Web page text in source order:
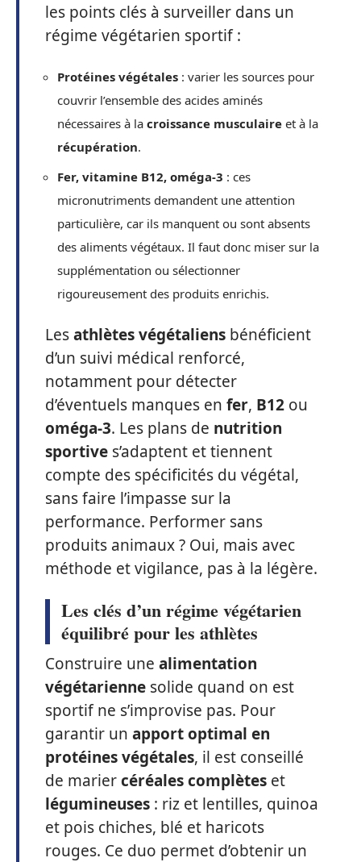
les points clés à surveiller dans un
régime végétarien sportif :
Protéines végétales : varier les sources pour
couvrir l’ensemble des acides aminés
nécessaires à la croissance musculaire et à la
récupération.
Fer, vitamine B12, oméga-3 : ces
micronutriments demandent une attention
particulière, car ils manquent ou sont absents
des aliments végétaux. Il faut donc miser sur la
supplémentation ou sélectionner
rigoureusement des produits enrichis.
Lesathlètes végétaliens bénéficient
d’un suivi médical renforcé,
notamment pour détecter
d’éventuels manques en fer, B12 ou
oméga-3. Les plans de nutrition
sportive s’adaptent et tiennent
compte des spécificités du végétal,
sans faire l’impasse sur la
performance. Performer sans
produits animaux ? Oui, mais avec
méthode et vigilance, pas à la légère.
Les clés d’un régime végétarien
équilibré pour les athlètes
Construire une alimentation
végétarienne solide quand on est
sportif ne s’improvise pas. Pour
garantir un apport optimal en
protéines végétales, il est conseillé
de mariercéréales complètes et
légumineuses : riz et lentilles, quinoa
et pois chiches, blé et haricots
rouges. Ce duo permet d’obtenir un